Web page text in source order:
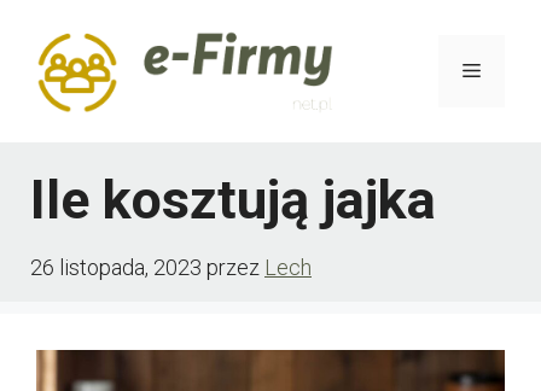
treści
Menu
Ile kosztują jajka
26 listopada, 2023 przez Lech